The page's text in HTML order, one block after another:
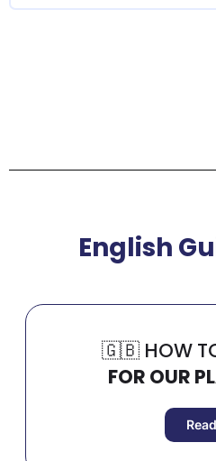
English
🇬🇧​ HOW
FOR OUR
Read